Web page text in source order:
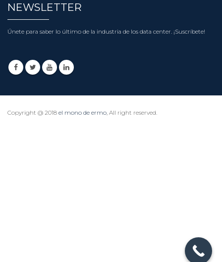
NEWSLETTER
Únete para saber lo último de la industria de los data center. ¡Suscríbete!
Copyright @ 2018 el mono de ermo , All right reserved.